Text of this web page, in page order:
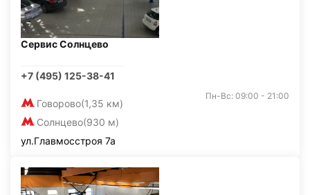
Сервис Солнцево
+7 (495) 125-38-41
Говорово(1,35 км)
Солнцево(930 м)
Пн-Вс: 09:00 - 21:00
ул.Главмосстроя 7а